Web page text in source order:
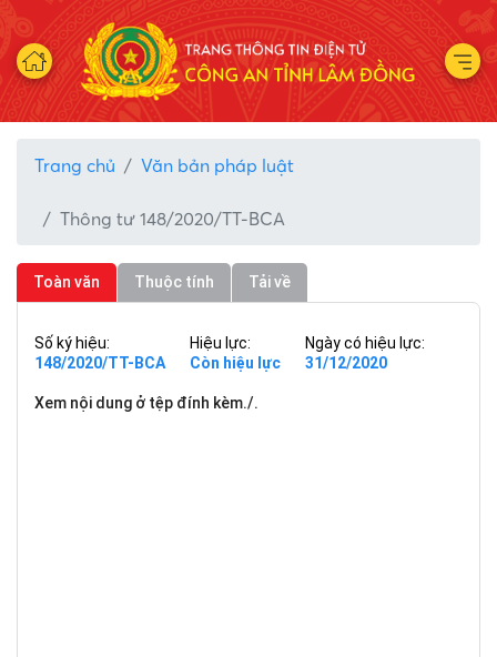
Trang chủ Văn bản pháp luật
Thông tư 148/2020/TT-BCA
Toàn văn Thuộc tính Tải về
Số ký hiệu:
148/2020/TT-BCA
Hiệu lực:
Còn hiệu lực
Ngày có hiệu lực:
31/12/2020
Xem nội dung ở tệp đính kèm./.